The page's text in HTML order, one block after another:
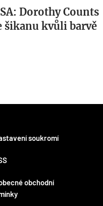
Dorothy Counts
šikanu kvůli barvě
obchodní
soukromí